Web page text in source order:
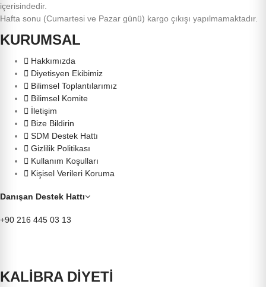
içerisindedir.
Hafta sonu (Cumartesi ve Pazar günü) kargo çıkışı yapılmamaktadır.
KURUMSAL
Hakkımızda
Diyetisyen Ekibimiz
Bilimsel Toplantılarımız
Bilimsel Komite
İletişim
Bize Bildirin
SDM Destek Hattı
Gizlilik Politikası
Kullanım Koşulları
Kişisel Verileri Koruma
Danışan Destek Hattı
+90 216 445 03 13
KALİBRA DİYETİ